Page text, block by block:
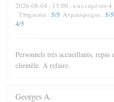
2026-08-04 - 13:00 - καλεσμένοι 4
Υπηρεσία : 5/5 Ατμόσφαιρα : 5/5
4/5
Personnels très accueillants,
clientèle. A refaire.
Georges A